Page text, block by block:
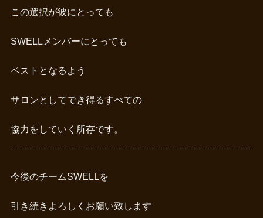
この選択が彼にとっても
SWELLメンバーにとっても
ベストとなるよう
サロンとしてでき得るすべての
協力をしていく所存です。
今後のチームSWELLを
引き続きよろしくお願い致します